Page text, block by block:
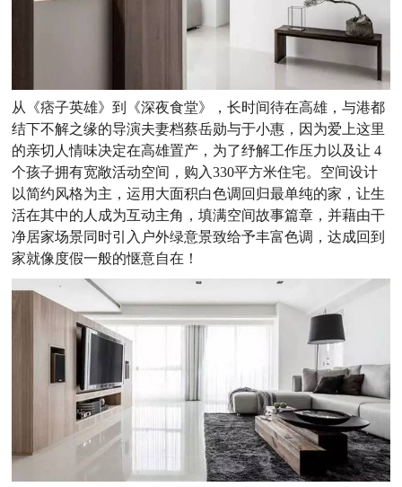
从《痞子英雄》到《深夜食堂》，长时间待在高雄，与港都
结下不解之缘的导演夫妻档蔡岳勋与于小惠，因为爱上这里
的亲切人情味决定在高雄置产，为了纾解工作压力以及让 4
个孩子拥有宽敞活动空间，购入330平方米住宅。空间设计
以简约风格为主，运用大面积白色调回归最单纯的家，让生
活在其中的人成为互动主角，填满空间故事篇章，并藉由干
净居家场景同时引入户外绿意景致给予丰富色调，达成回到
家就像度假一般的惬意自在！